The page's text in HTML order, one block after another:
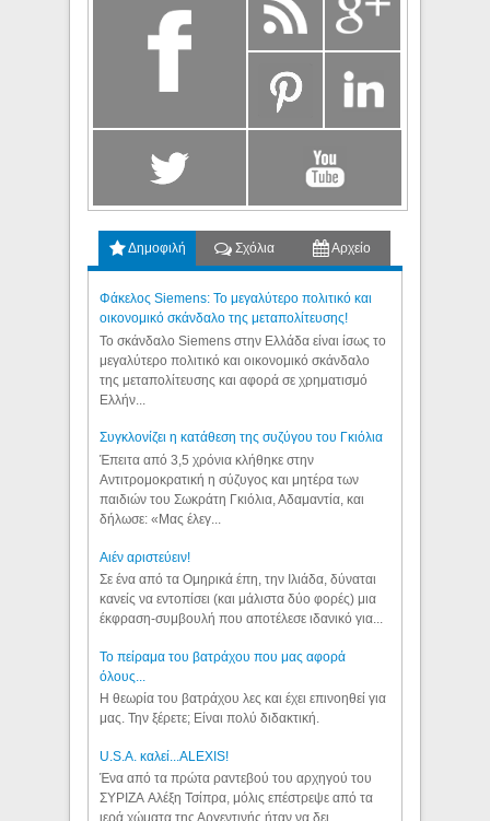
Δημοφιλή Σχόλια Αρχείο
Φάκελος Siemens: Το μεγαλύτερο πολιτικό και
οικονομικό σκάνδαλο της μεταπολίτευσης!
Το σκάνδαλο Siemens στην Ελλάδα είναι ίσως το
μεγαλύτερο πολιτικό και οικονομικό σκάνδαλο
της μεταπολίτευσης και αφορά σε χρηματισμό
Ελλήν...
Συγκλονίζει η κατάθεση της συζύγου του Γκιόλια
Έπειτα από 3,5 χρόνια κλήθηκε στην
Αντιτρομοκρατική η σύζυγος και μητέρα των
παιδιών του Σωκράτη Γκιόλια, Αδαμαντία, και
δήλωσε: «Μας έλεγ...
Aιέν αριστεύειν!
Σε ένα από τα Ομηρικά έπη, την Ιλιάδα, δύναται
κανείς να εντοπίσει (και μάλιστα δύο φορές) μια
έκφραση-συμβουλή που αποτέλεσε ιδανικό για...
Το πείραμα του βατράχου που μας αφορά
όλους...
Η θεωρία του βατράχου λες και έχει επινοηθεί για
μας. Την ξέρετε; Είναι πολύ διδακτική.
U.S.A. καλεί...ALEXIS!
Ένα από τα πρώτα ραντεβού του αρχηγού του
ΣΥΡΙΖΑ Αλέξη Τσίπρα, μόλις επέστρεψε από τα